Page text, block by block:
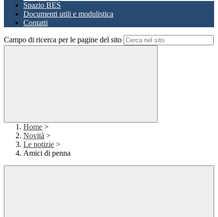
Spazio BES
Documenti utili e modulistica
Contatti
Campo di ricerca per le pagine del sito
Home >
Novità >
Le notizie >
Amici di penna